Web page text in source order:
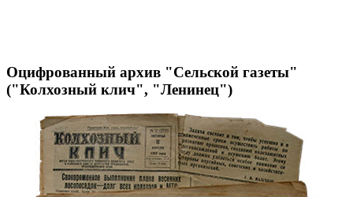
Оцифрованный архив "Сельской газеты"
("Колхозный клич", "Ленинец")